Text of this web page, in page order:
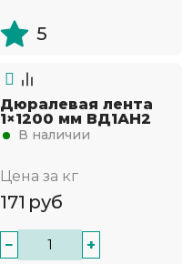
5
Дюралевая лента
1×1200 мм ВД1АН2
В наличии
Цена за кг
171 руб
− +